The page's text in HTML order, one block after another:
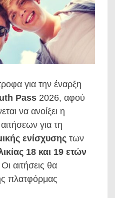
για την έναρξη
Pass 2026, αφού
να ανοίξει η
για τη
ενίσχυσης των
18 και 19 ετών
αιτήσεις θα
πλατφόρμας